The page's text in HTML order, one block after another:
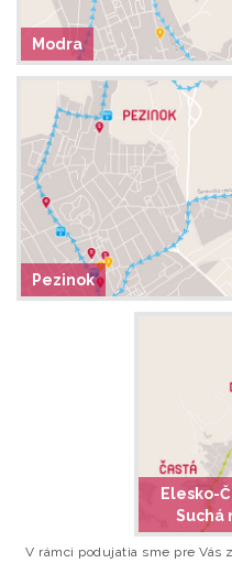
Modra
Pezinok
Elesko-
Suchá
V rámci podujatia sme pre Vás